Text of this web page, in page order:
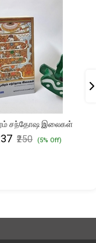
சந்தோஷ இலைகள்
₹250 (5% Off)